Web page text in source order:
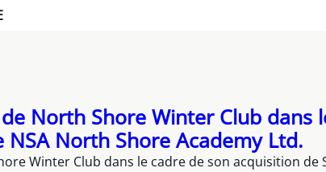
North Shore Winter Club
North Shore Academy Ltd.
Winter Club dans le cadre de son acquisition